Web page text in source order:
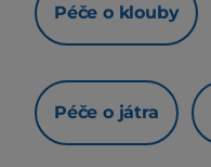
Péče o klouby
Péče o játra